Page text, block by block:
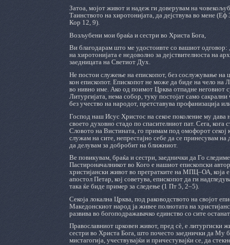
Затоа, мојот живот и надеж ги доверувам на
Таинството на хиротонијата, да дејствува во мене
Кор 12, 9).
Возљубени мои браќа и сестри во Христа Бога,
Ви благодарам што ме удостоивте со вашиот
на хиротонијата е недоволно за дејствителноста на
заедницата на Светиот Дух.
Не постои служење на епископот, без сослужување
кон епископот. Епископот не може да биде на чело на
во нивно име. Ако од поимот Црква отпадне неговиот
Литургијата, нема собор, туку постојат само
без учество на народот, претставува профанизација
Господ наш Исус Христос на секое поколение му дава
своето духовно стадо по спасителниот пат. Сега,
Словото на Вистината, го примам под омофорот секој
служам на сите, непрестајно себе да се принесувам
да делувам за добробит на ближниот.
Ве повикувам, браќа и сестри, заеднички да Го
Пастироначалникот во Кого е нашиот епископски
христијански живот во прегратките на МПЦ‒ОА, која
апостол Петар, кој советува, епископот да ги
така ќе биде пример за следење (1 Пт 5, 2‒5).
Секоја локална Црква, под раководството на својот
Македонскиот народ ја живее полнотата на
развива во богоподражавачко единство со сите
Православниот црковен живот, пред сè, е литургиски
сестри во Христа Бога, што почесто заеднички да Му
мистагогија, учествувајќи и причестувајќи се, да